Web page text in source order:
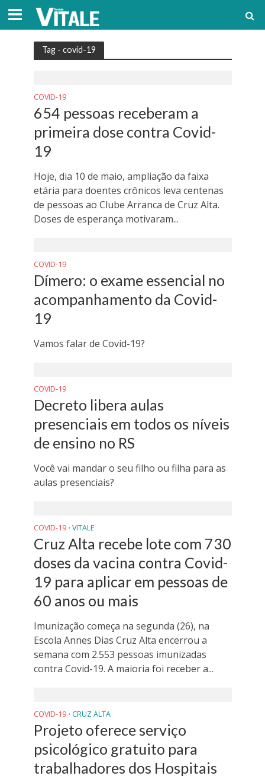
Tag - covid-19
COVID-19
654 pessoas receberam a
primeira dose contra Covid-
19
Hoje, dia 10 de maio, ampliação da faixa
etária para doentes crônicos leva centenas
de pessoas ao Clube Arranca de Cruz Alta.
Doses de esperança motivaram...
COVID-19
Dímero: o exame essencial no
acompanhamento da Covid-
19
Vamos falar de Covid-19?
COVID-19
Decreto libera aulas
presenciais em todos os níveis
de ensino no RS
Você vai mandar o seu filho ou filha para as
aulas presenciais?
COVID-19 • VITALE
Cruz Alta recebe lote com 730
doses da vacina contra Covid-
19 para aplicar em pessoas de
60 anos ou mais
Imunização começa na segunda (26), na
Escola Annes Dias Cruz Alta encerrou a
semana com 2.553 pessoas imunizadas
contra Covid-19. A maioria foi receber a...
COVID-19 • CRUZ ALTA
Projeto oferece serviço
psicológico gratuito para
trabalhadores dos Hospitais